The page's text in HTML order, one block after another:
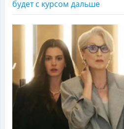
будет с курсом дальше